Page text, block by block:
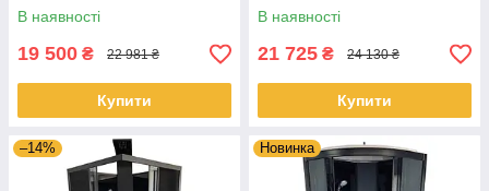
гідромасажна панель
В наявності
19 500 ₴ 22 981 ₴
Купити
гідромасажна панель
В наявності
21 725 ₴ 24 130 ₴
Купити
–14% Новинка